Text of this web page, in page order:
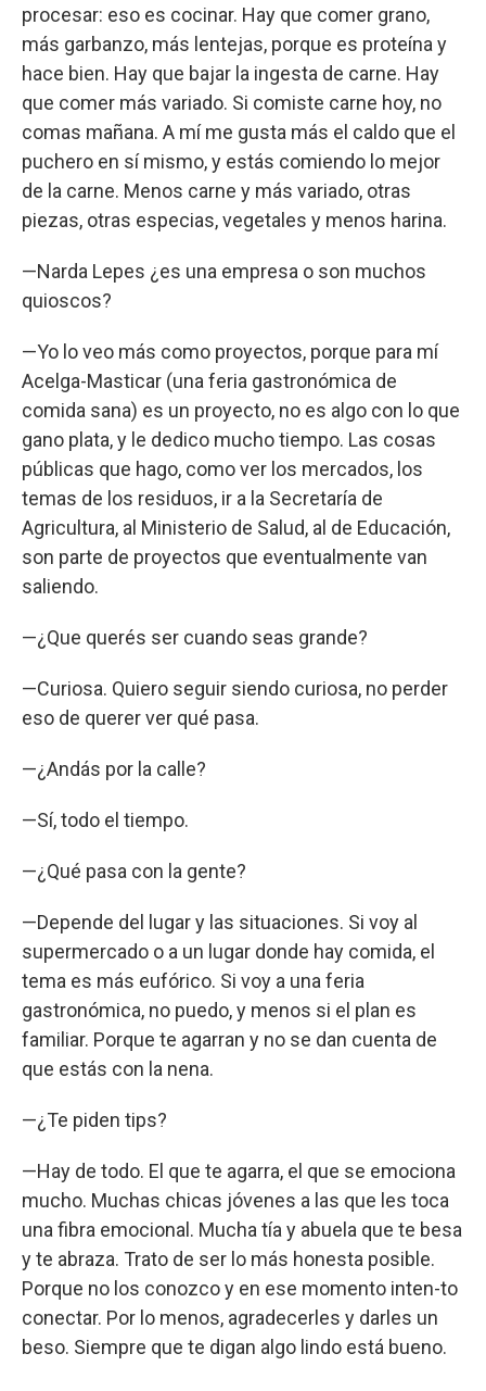
procesar: eso es cocinar. Hay que comer grano,
más garbanzo, más lentejas, porque es proteína y
hace bien. Hay que bajar la ingesta de carne. Hay
que comer más variado. Si comiste carne hoy, no
comas mañana. A mí me gusta más el caldo que el
puchero en sí mismo, y estás comiendo lo mejor
de la carne. Menos carne y más variado, otras
piezas, otras especias, vegetales y menos harina.
—Narda Lepes ¿es una empresa o son muchos
quioscos?
—Yo lo veo más como proyectos, porque para mí
Acelga-Masticar (una feria gastronómica de
comida sana) es un proyecto, no es algo con lo que
gano plata, y le dedico mucho tiempo. Las cosas
públicas que hago, como ver los mercados, los
temas de los residuos, ir a la Secretaría de
Agricultura, al Ministerio de Salud, al de Educación,
son parte de proyectos que eventualmente van
saliendo.
—¿Que querés ser cuando seas grande?
—Curiosa. Quiero seguir siendo curiosa, no perder
eso de querer ver qué pasa.
—¿Andás por la calle?
—Sí, todo el tiempo.
—¿Qué pasa con la gente?
—Depende del lugar y las situaciones. Si voy al
supermercado o a un lugar donde hay comida, el
tema es más eufórico. Si voy a una feria
gastronómica, no puedo, y menos si el plan es
familiar. Porque te agarran y no se dan cuenta de
que estás con la nena.
—¿Te piden tips?
—Hay de todo. El que te agarra, el que se emociona
mucho. Muchas chicas jóvenes a las que les toca
una fibra emocional. Mucha tía y abuela que te besa
y te abraza. Trato de ser lo más honesta posible.
Porque no los conozco y en ese momento inten-to
conectar. Por lo menos, agradecerles y darles un
beso. Siempre que te digan algo lindo está bueno.